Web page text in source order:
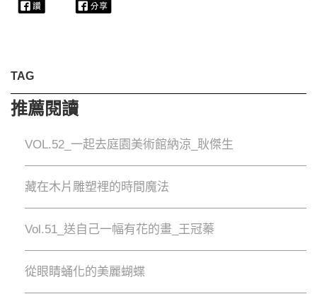
TAG
推薦閱讀
VOL.52_一起去庭園美術館納涼_耿傑生
藏在木片雕塑裡的時間魔法
Vol.51_送自己一幅有花的畫_王冠蓁
從眼睛蛹化的美麗蝴蝶